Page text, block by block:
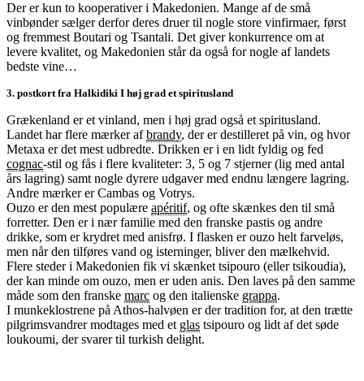
Der er kun to kooperativer i Makedonien. Mange af de små
vinbønder sælger derfor deres druer til nogle store vinfirmaer, først
og fremmest Boutari og Tsantali. Det giver konkurrence om at
levere kvalitet, og Makedonien står da også for nogle af landets
bedste vine…
3. postkort fra Halkidiki I høj grad et spiritusland
Grækenland er et vinland, men i høj grad også et spiritusland.
Landet har flere mærker afbrandy, der er destilleret på vin, og hvor
Metaxa er det mest udbredte. Drikken er i en lidt fyldig og fed
cognac-stil og fås i flere kvaliteter: 3, 5 og 7 stjerner (lig med antal
års lagring) samt nogle dyrere udgaver med endnu længere lagring.
Andre mærker er Cambas og Votrys.
Ouzo er den mest populære apéritif, og ofte skænkes den til små
forretter. Den er i nær familie med den franske pastis og andre
drikke, som er krydret med anisfrø. I flasken er ouzo helt farveløs,
men når den tilføres vand og isterninger, bliver den mælkehvid.
Flere steder i Makedonien fik vi skænket tsipouro (eller tsikoudia),
der kan minde om ouzo, men er uden anis. Den laves på den samme
måde som den franske marc og den italienske grappa.
I munkeklostrene på Athos-halvøen er der tradition for, at den trætte
pilgrimsvandrer modtages med et glas tsipouro og lidt af det søde
loukoumi, der svarer til turkish delight.